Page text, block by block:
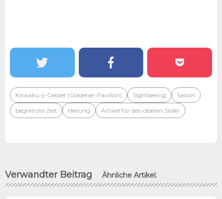
Kinkaku-ji-Gebiet (Goldener Pavillon) Sightseeing Saison
begrenzte Zeit Heilung Artikel für den oberen Slider
Verwandter Beitrag Ähnliche Artikel.